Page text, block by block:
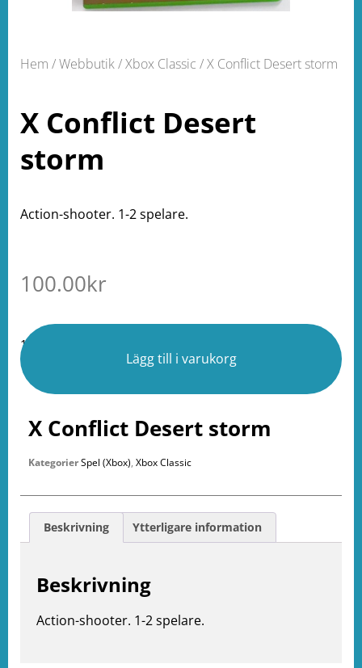
Hem /Webbutik/Xbox Classic / X Conflict Desert storm
X Conflict Desert
storm
Action-shooter. 1-2 spelare.
100.00kr
1 i lager
Lägg till i varukorg
X Conflict Desert storm
KategorierSpel (Xbox), Xbox Classic
Beskrivning Ytterligare information
Beskrivning
Action-shooter. 1-2 spelare.